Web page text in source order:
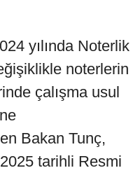
yılında Noterlik
noterlerin
çalışma usul
Bakan Tunç,
tarihli Resmi